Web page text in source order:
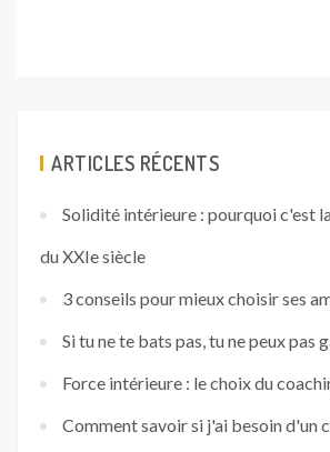
ARTICLES RÉCENTS
Solidité intérieure : pourquoi c'est
du XXIe siècle
3 conseils pour mieux choisir ses
Si tu ne te bats pas, tu ne peux pas
Force intérieure : le choix du
Comment savoir si j'ai besoin d'un